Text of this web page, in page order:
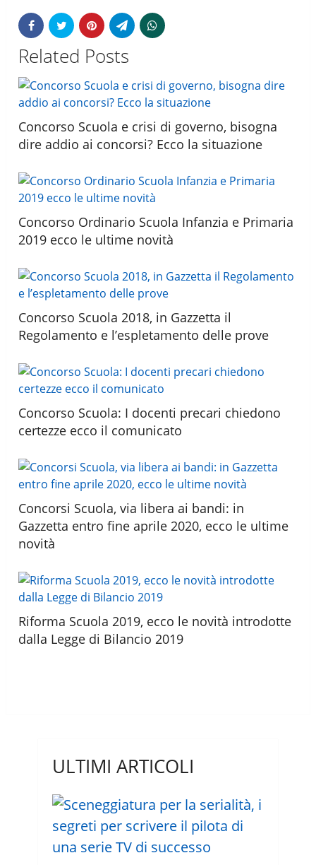
Related Posts
Concorso Scuola e crisi di governo, bisogna
dire addio ai concorsi? Ecco la situazione
Concorso Ordinario Scuola Infanzia e Primaria
2019 ecco le ultime novità
Concorso Scuola 2018, in Gazzetta il
Regolamento e l’espletamento delle prove
Concorso Scuola: I docenti precari chiedono
certezze ecco il comunicato
Concorsi Scuola, via libera ai bandi: in
Gazzetta entro fine aprile 2020, ecco le ultime
novità
Riforma Scuola 2019, ecco le novità introdotte
dalla Legge di Bilancio 2019
ULTIMI ARTICOLI